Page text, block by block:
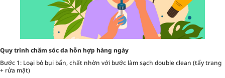
Quy trình chăm sóc da hỗn hợp hàng ngày
Bước 1: Loại bỏ bụi bẩn, chất nhờn với bước làm sạch double clean (tẩy trang
+ rửa mặt)